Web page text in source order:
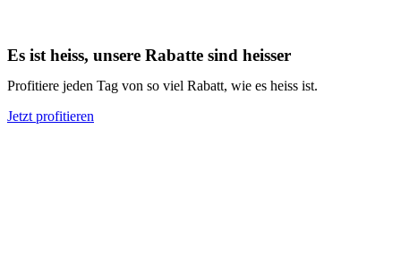
Es ist heiss, unsere Rabatte sind heisser
Profitiere jeden Tag von so viel Rabatt, wie es heiss ist.
Jetzt profitieren